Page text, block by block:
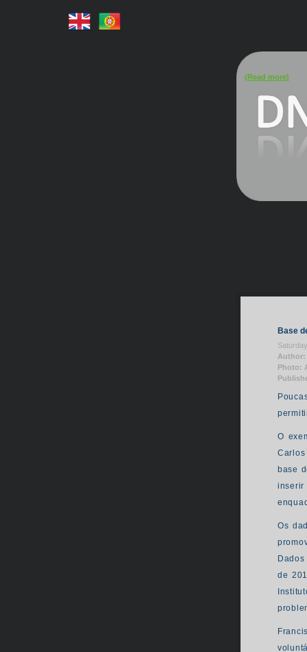
(Read more)
Base
Author:
Photo:
O
Carlos
base
inserir
Os
de